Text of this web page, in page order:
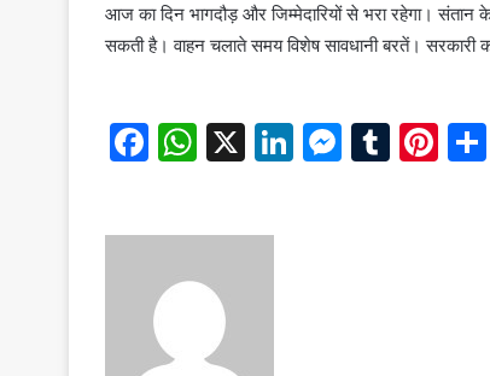
आज का दिन भागदौड़ और जिम्मेदारियों से भरा रहेगा।
सकती है। वाहन चलाते समय विशेष सावधानी बरतें। सरकारी
F
b
o
W
A
p
X
Li M T
Pi